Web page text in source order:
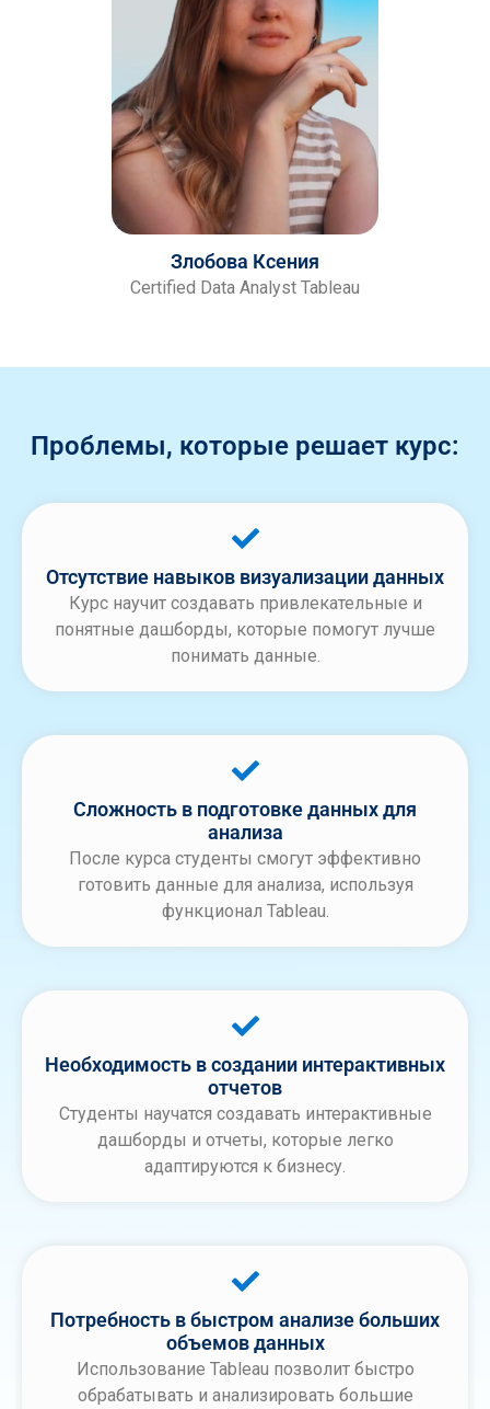
Злобова Ксения
Certified Data Analyst Tableau
Проблемы, которые решает курс:
Отсутствие навыков визуализации данных
Курс научит создавать привлекательные и
понятные дашборды, которые помогут лучше
понимать данные.
Сложность в подготовке данных для
анализа
После курса студенты смогут эффективно
готовить данные для анализа, используя
функционал Tableau.
Необходимость в создании интерактивных
отчетов
Студенты научатся создавать интерактивные
дашборды и отчеты, которые легко
адаптируются к бизнесу.
Потребность в быстром анализе больших
объемов данных
Использование Tableau позволит быстро
обрабатывать и анализировать большие